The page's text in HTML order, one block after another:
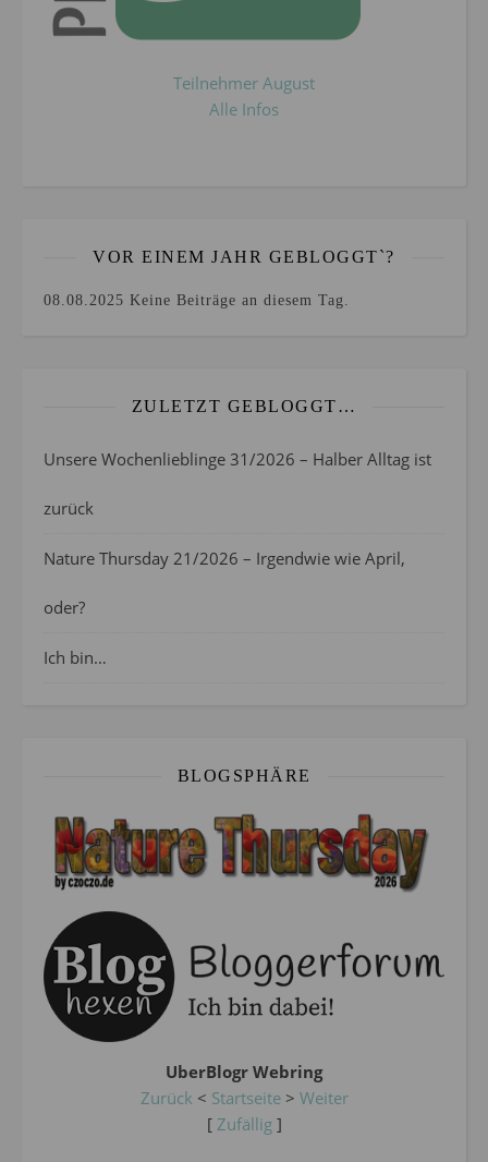
Teilnehmer August
Alle Infos
VOR EINEM JAHR GEBLOGGT`?
08.08.2025 Keine Beiträge an diesem Tag.
ZULETZT GEBLOGGT…
Unsere Wochenlieblinge 31/2026 – Halber Alltag ist
zurück
Nature Thursday 21/2026 – Irgendwie wie April,
oder?
Ich bin…
BLOGSPHÄRE
UberBlogr Webring
Zurück < Startseite> Weiter
[ Zufällig]